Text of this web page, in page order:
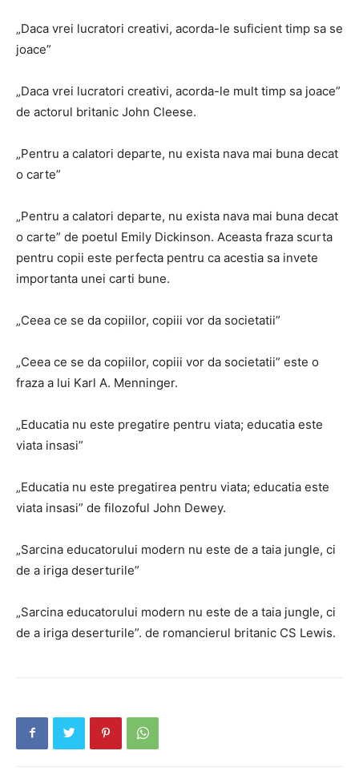
„Daca vrei lucratori creativi, acorda-le suficient timp sa se
joace”
„Daca vrei lucratori creativi, acorda-le mult timp sa joace”
de actorul britanic John Cleese.
„Pentru a calatori departe, nu exista nava mai buna decat
o carte”
„Pentru a calatori departe, nu exista nava mai buna decat
o carte” de poetul Emily Dickinson. Aceasta fraza scurta
pentru copii este perfecta pentru ca acestia sa invete
importanta unei carti bune.
„Ceea ce se da copiilor, copiii vor da societatii”
„Ceea ce se da copiilor, copiii vor da societatii” este o
fraza a lui Karl A. Menninger.
„Educatia nu este pregatire pentru viata; educatia este
viata insasi”
„Educatia nu este pregatirea pentru viata; educatia este
viata insasi” de filozoful John Dewey.
„Sarcina educatorului modern nu este de a taia jungle, ci
de a iriga deserturile”
„Sarcina educatorului modern nu este de a taia jungle, ci
de a iriga deserturile”. de romancierul britanic CS Lewis.